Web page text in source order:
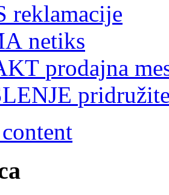
reklamacije
netiks
prodajna